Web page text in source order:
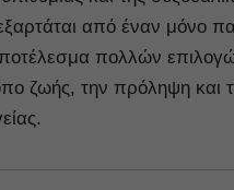
από έναν μόνο
πολλών
ζωής, την πρόληψη και